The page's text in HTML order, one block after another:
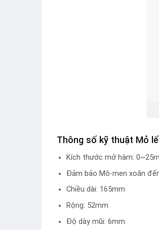
Thông số kỹ thuật Mỏ
Kích thước mở hàm:
Đảm bảo Mô-men xoắn
Chiều dài: 165mm
Rộng: 52mm
Độ dày mũi: 6mm